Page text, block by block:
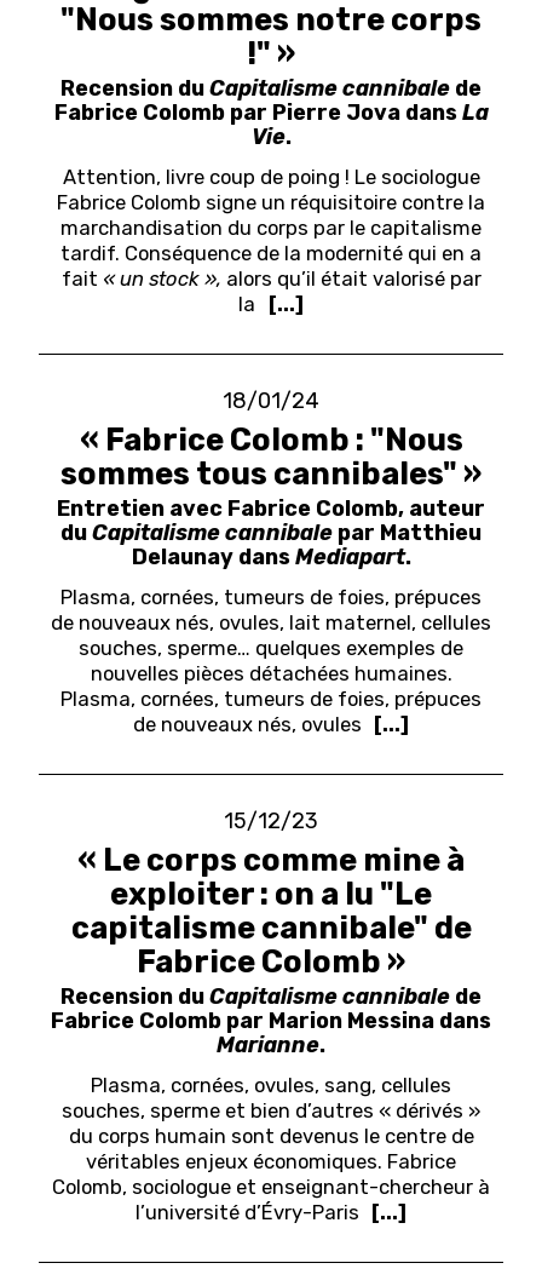
"Nous sommes notre corps
!" »
Recension duCapitalisme cannibale de
Fabrice Colomb par Pierre Jova dans La
Vie.
Attention, livre coup de poing ! Le sociologue
Fabrice Colomb signe un réquisitoire contre la
marchandisation du corps par le capitalisme
tardif. Conséquence de la modernité qui en a
fait « un stock », alors qu’il était valorisé par
la
[...]
18/01/24
« Fabrice Colomb : "Nous
sommes tous cannibales" »
Entretien avec Fabrice Colomb, auteur
duCapitalisme cannibale par Matthieu
Delaunay dans Mediapart.
Plasma, cornées, tumeurs de foies, prépuces
de nouveaux nés, ovules, lait maternel, cellules
souches, sperme… quelques exemples de
nouvelles pièces détachées humaines.
Plasma, cornées, tumeurs de foies, prépuces
de nouveaux nés, ovules [...]
15/12/23
« Le corps comme mine à
exploiter : on a lu "Le
capitalisme cannibale" de
Fabrice Colomb »
Recension duCapitalisme cannibale de
Fabrice Colomb par Marion Messina dans
Marianne.
Plasma, cornées, ovules, sang, cellules
souches, sperme et bien d’autres « dérivés »
du corps humain sont devenus le centre de
véritables enjeux économiques. Fabrice
Colomb, sociologue et enseignant-chercheur à
l’université d’Évry-Paris
[...]